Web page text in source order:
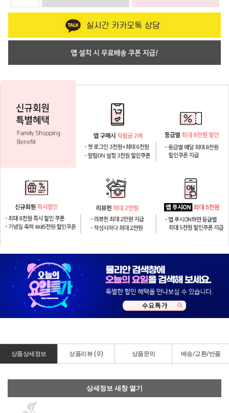
상품상세정보 상품리뷰 ( 0) 상품문의 배송/교환/반품
상세정보 새창 열기